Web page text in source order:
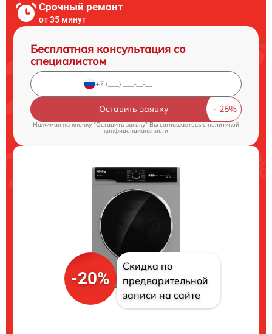
Срочный ремонт
от 35 минут
Бесплатная консультация со
специалистом
Оставить заявку
Нажимая на кнопку "Оставить заявку" Вы соглашаетесь cполитикой
конфиденциальности
-20%
Скидка по
предварительной
записи на сайте